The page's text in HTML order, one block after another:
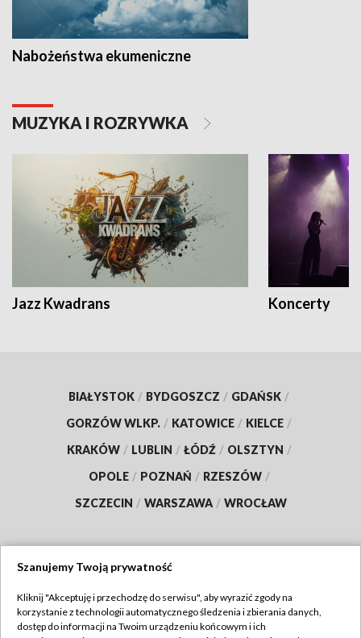
Nabożeństwa ekumeniczne
MUZYKA I ROZRYWKA
Jazz Kwadrans Koncerty
BIAŁYSTOK / BYDGOSZCZ / GDAŃSK /
GORZÓW WLKP. / KATOWICE / KIELCE /
KRAKÓW / LUBLIN / ŁÓDŹ / OLSZTYN /
OPOLE / POZNAŃ / RZESZÓW /
SZCZECIN / WARSZAWA / WROCŁAW
TVP
Szanujemy Twoją prywatność
Kliknij "Akceptuję i przechodzę do serwisu", aby wyrazić zgody na
korzystanie z technologii automatycznego śledzenia i zbierania danych,
dostęp do informacji na Twoim urządzeniu końcowym i ich